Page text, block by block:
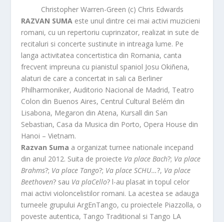
Christopher Warren-Green (c) Chris Edwards
RAZVAN SUMA este unul dintre cei mai activi muzicieni
romani, cu un repertoriu cuprinzator, realizat in sute de
recitaluri si concerte sustinute in intreaga lume. Pe
langa activitatea concertistica din Romania, canta
frecvent impreuna cu pianistul spaniol Josu Okiñena,
alaturi de care a concertat in sali ca Berliner
Philharmoniker, Auditorio Nacional de Madrid, Teatro
Colon din Buenos Aires, Centrul Cultural Belém din
Lisabona, Megaron din Atena, Kursall din San
Sebastian, Casa da Musica din Porto, Opera House din
Hanoi – Vietnam.
Razvan Suma a organizat turnee nationale incepand
din anul 2012. Suita de proiecte Va place Bach?; Va place
Brahms?; Va place Tango?; Va place SCHU…?, Va place
Beethoven? sau Va plaCello? l-au plasat in topul celor
mai activi violoncelistilor romani. La acestea se adauga
turneele grupului ArgEnTango, cu proiectele Piazzolla, o
poveste autentica, Tango Traditional si Tango LA